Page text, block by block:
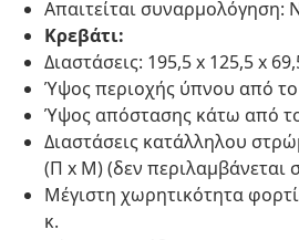
Απαιτείται συναρμολόγηση:
Κρεβάτι:
Διαστάσεις: 195,5 x 125,5 x
Ύψος περιοχής ύπνου από
Ύψος απόστασης κάτω από το
Διαστάσεις κατάλληλου
(Π x Μ) (δεν περιλαμβάνεται
Μέγιστη χωρητικότητα
κ.